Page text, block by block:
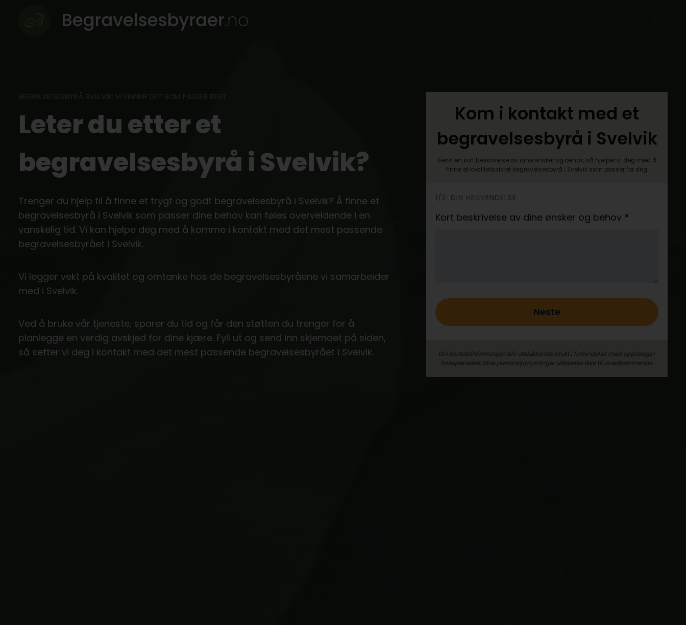
Leter du etter et
begravelsesbyrå i Svelvik?
Trenger du hjelp til å finne et trygt og godt begravelsesbyrå i Svelvik? Å finne et
begravelsesbyrå i Svelvik som passer dine behov kan føles overveldende i en
vanskelig tid. Vi kan hjelpe deg med å komme i kontakt med det mest passende
begravelsesbyrået i Svelvik.
Vi legger vekt på kvalitet og omtanke hos de begravelsesbyråene vi samarbeider
med i Svelvik.
Ved å bruke vår tjeneste, sparer du tid og får den støtten du trenger for å
planlegge en verdig avskjed for dine kjære. Fyll ut og send inn skjemaet på siden,
så setter vi deg i kontakt med det mest passende begravelsesbyrået i Svelvik.
Kom i kontakt med et
begravelsesbyrå i Svelvik
Send en kort beskrivelse av dine ønsker og behov, så hjelper vi deg med å
finne et kvalitetssikret begravelsesbyrå i Svelvik som passer for deg.
h
e
1/2: DIN HENVENDELSE
Kort beskrivelse av dine ønsker og behov *
Neste
Din kontaktinformasjon blir utelukkende brukt i forbindelse med oppdrags­
forespørselen. Dine person­­opplysninger utleveres ikke til uvedkommende.